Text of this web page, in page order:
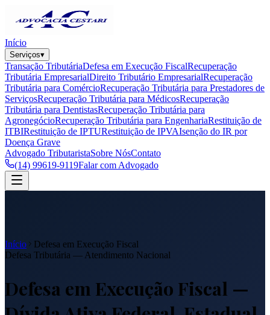
Início
Serviços▾
Transação TributáriaDefesa em Execução FiscalRecuperação
Tributária EmpresarialDireito Tributário EmpresarialRecuperação
Tributária para ComércioRecuperação Tributária para Prestadores de
ServiçosRecuperação Tributária para MédicosRecuperação
Tributária para DentistasRecuperação Tributária para
AgronegócioRecuperação Tributária para EngenhariaRestituição de
ITBIRestituição de IPTURestituição de IPVAIsenção do IR por
Doença Grave
Advogado TributaristaSobre NósContato
(14) 99619-9119Falar com Advogado
Início
Defesa em Execução Fiscal
Defesa Tributária — Atendimento Nacional
Defesa em Execução Fiscal —